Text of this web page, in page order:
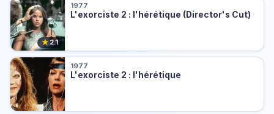
★2.1
1977
L'exorciste 2 : l'hérétique (Director's Cut)
1977
L'exorciste 2 : l'hérétique